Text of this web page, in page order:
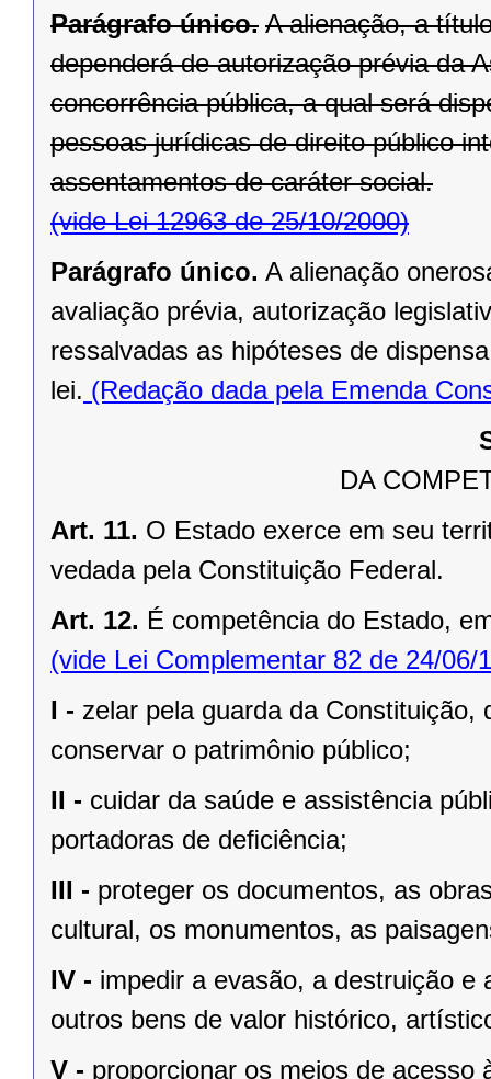
Parágrafo único. A alienação, a
dependerá de autorização prévia da
concorrência pública, a qual será
pessoas jurídicas de direito público
assentamentos de caráter social.
(vide Lei 12963 de 25/10/2000)
Parágrafo único. A alienação
avaliação prévia, autorização
ressalvadas as hipóteses de
lei. (Redação dada pela Emenda
DA
Art. 11. O Estado exerce em seu
vedada pela Constituição Federal.
Art. 12. É competência do Estado,
(vide Lei Complementar 82 de 24/06/
I - zelar pela guarda da
conservar o patrimônio público;
II - cuidar da saúde e assistência
portadoras de deﬁciência;
III - proteger os documentos, as
cultural, os monumentos, as
IV - impedir a evasão, a destruição e
outros bens de valor histórico,
V - proporcionar os meios de acesso